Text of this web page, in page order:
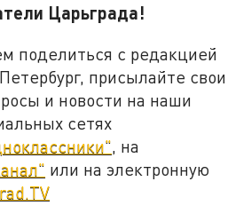
Царьграда!
поделиться с редакцией
присылайте свои
и новости на наши
сетях
, на
или на электронную